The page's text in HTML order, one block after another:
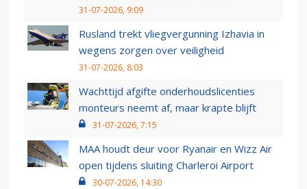
31-07-2026, 9:09
Rusland trekt vliegvergunning Izhavia in
wegens zorgen over veiligheid
31-07-2026, 8:03
Wachttijd afgifte onderhoudslicenties
monteurs neemt af, maar krapte blijft
31-07-2026, 7:15
MAA houdt deur voor Ryanair en Wizz Air
open tijdens sluiting Charleroi Airport
30-07-2026, 14:30